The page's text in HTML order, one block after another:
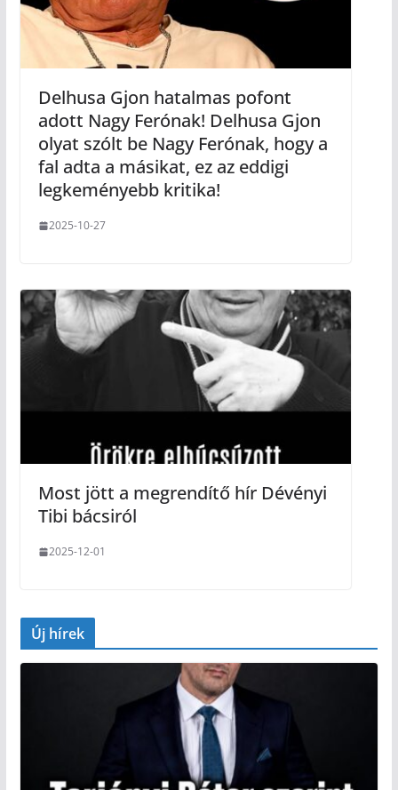
Delhusa Gjon hatalmas pofont
adott Nagy Ferónak! Delhusa Gjon
olyat szólt be Nagy Ferónak, hogy a
fal adta a másikat, ez az eddigi
legkeményebb kritika!
2025-10-27
Most jött a megrendítő hír Dévényi
Tibi bácsiról
2025-12-01
Új hírek